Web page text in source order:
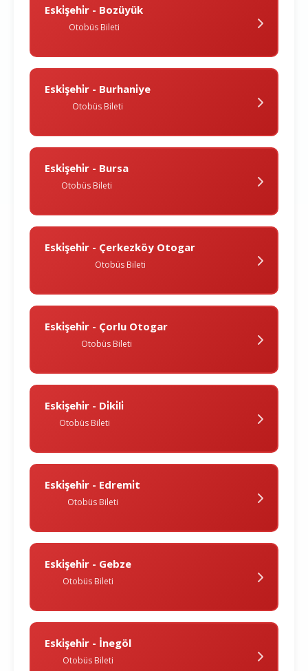
Eski̇şehi̇r - Bozüyük
Otobüs Bileti
Eski̇şehi̇r - Burhani̇ye
Otobüs Bileti
Eski̇şehi̇r - Bursa
Otobüs Bileti
Eski̇şehi̇r - Çerkezköy Otogar
Otobüs Bileti
Eski̇şehi̇r - Çorlu Otogar
Otobüs Bileti
Eski̇şehi̇r - Di̇ki̇li̇
Otobüs Bileti
Eski̇şehi̇r - Edremi̇t
Otobüs Bileti
Eski̇şehi̇r - Gebze
Otobüs Bileti
Eski̇şehi̇r - İnegöl
Otobüs Bileti